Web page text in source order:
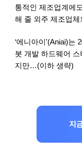
통적인 제조업계에
해 줄 외주 제조업
‘에니아이'(Aniai)는
봇 개발 하드웨어
지만…(이하 생략)